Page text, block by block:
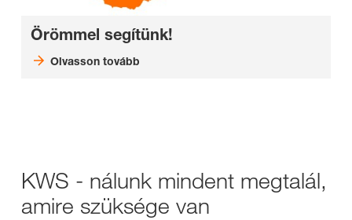
Örömmel segítünk!
Olvasson tovább
KWS - nálunk mindent megtalál,
amire szüksége van